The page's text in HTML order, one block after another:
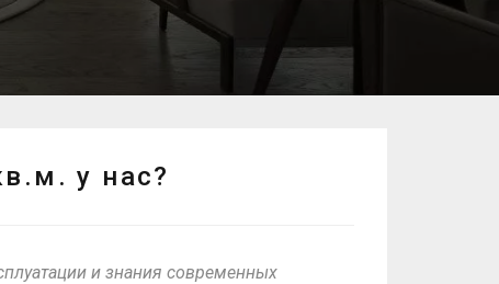
у нас?
и знания современных